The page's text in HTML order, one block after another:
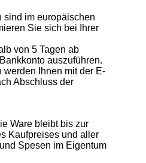
sind im europäischen
Sie sich bei Ihrer
von 5 Tagen ab
auszuführen.
Ihnen mit der E-
Abschluss der
Ware bleibt bis zur
Kaufpreises und aller
Spesen im Eigentum